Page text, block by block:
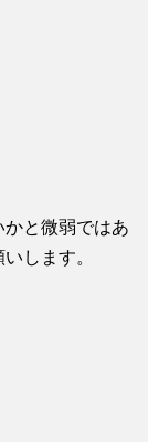
と微弱ではあ
します。